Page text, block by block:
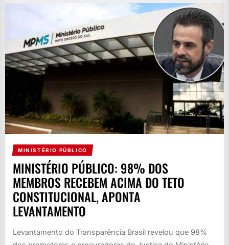
MINISTÉRIO PÚBLICO
MINISTÉRIO PÚBLICO: 98% DOS
MEMBROS RECEBEM ACIMA DO TETO
CONSTITUCIONAL, APONTA
LEVANTAMENTO
Levantamento do Transparência Brasil revelou que 98%